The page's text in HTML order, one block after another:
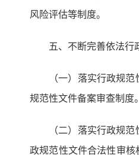
风险评估等制度。
五、不断完善依法行
（一）落实行政规
规范性文件备案审查制度。
（二）落实行政规
政规范性文件合法性审